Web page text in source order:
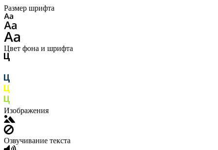
Размер шрифта
Цвет фона и шрифта
Изображения
Озвучивание текста